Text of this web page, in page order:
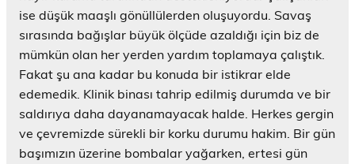
ise düşük maaşlı gönüllülerden oluşuyordu. Savaş
sırasında bağışlar büyük ölçüde azaldığı için biz de
mümkün olan her yerden yardım toplamaya çalıştık.
Fakat şu ana kadar bu konuda bir istikrar elde
edemedik. Klinik binası tahrip edilmiş durumda ve bir
saldırıya daha dayanamayacak halde. Herkes gergin
ve çevremizde sürekli bir korku durumu hakim. Bir gün
başımızın üzerine bombalar yağarken, ertesi gün